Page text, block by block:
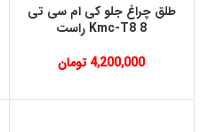
طلق چراغ جلو کی ام سی تی
8 Kmc-T8 راست
4,200,000 تومان